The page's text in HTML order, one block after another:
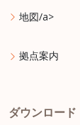
地図/a>
拠点案内
ダウンロード